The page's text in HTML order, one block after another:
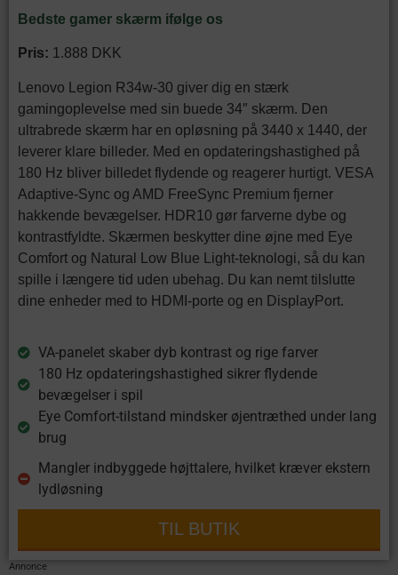
Bedste gamer skærm ifølge os
Pris: 1.888 DKK
Lenovo Legion R34w-30 giver dig en stærk
gamingoplevelse med sin buede 34″ skærm. Den
ultrabrede skærm har en opløsning på 3440 x 1440, der
leverer klare billeder. Med en opdateringshastighed på
180 Hz bliver billedet flydende og reagerer hurtigt. VESA
Adaptive-Sync og AMD FreeSync Premium fjerner
hakkende bevægelser. HDR10 gør farverne dybe og
kontrastfyldte. Skærmen beskytter dine øjne med Eye
Comfort og Natural Low Blue Light-teknologi, så du kan
spille i længere tid uden ubehag. Du kan nemt tilslutte
dine enheder med to HDMI-porte og en DisplayPort.
VA-panelet skaber dyb kontrast og rige farver
180 Hz opdateringshastighed sikrer flydende
bevægelser i spil
Eye Comfort-tilstand mindsker øjentræthed under lang
brug
Mangler indbyggede højttalere, hvilket kræver ekstern
lydløsning
TIL BUTIK
Annonce